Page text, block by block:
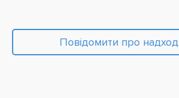
Повідомити про